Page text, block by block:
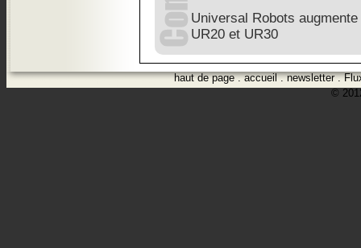
Universal Robots
UR20 et UR30
haut de page.accueil.newsletter.
©